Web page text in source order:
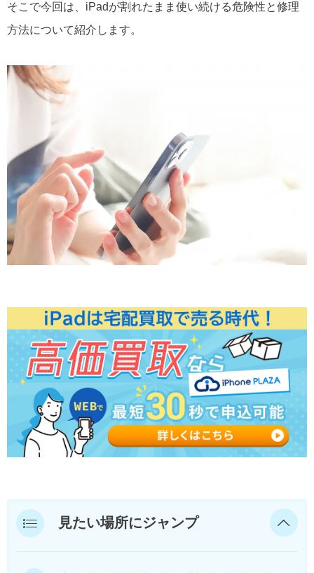
そこで今回は、iPadが割れたまま使い続ける危険性と修理
方法について紹介します。
見たい場所にジャンプ